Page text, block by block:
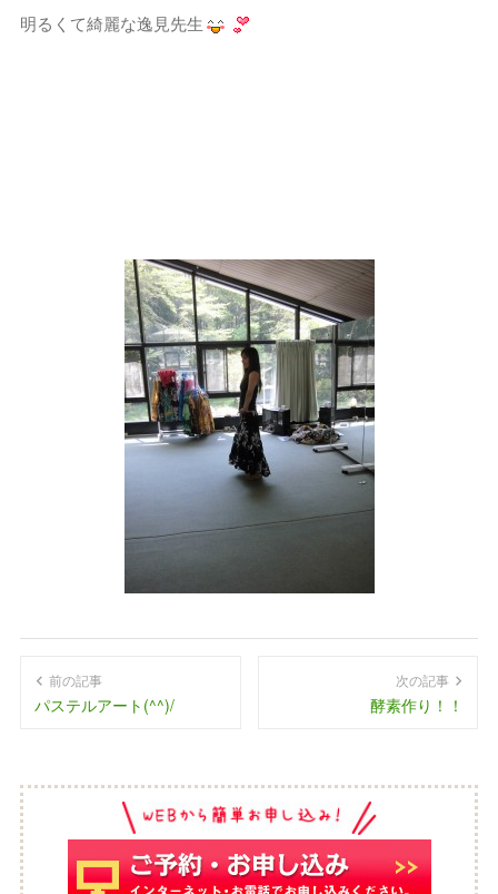
明るくて綺麗な逸見先生
前の記事
パステルアート(^^)/
次の記事
酵素作り！！